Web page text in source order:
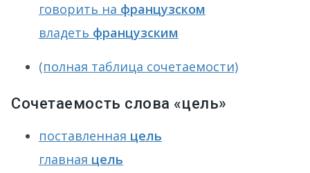
говорить на французском
владеть французским
(полная таблица сочетаемости)
Сочетаемость слова «цель»
поставленная цель
главная цель